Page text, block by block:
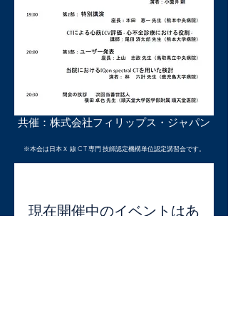
共催：株式会社フィリップス・ジャパン
※本会は日本Ｘ 線 C T 専門 技師認定機構単位認定講習会です。
現在開催中のイベントはあ